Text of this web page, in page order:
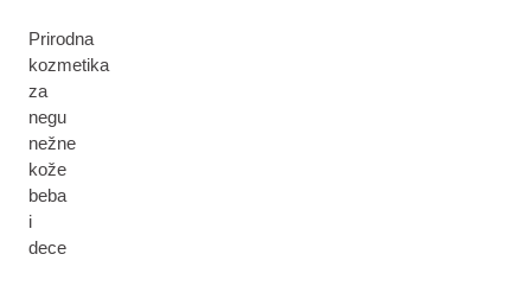
Prirodna
kozmetika
za
negu
nežne
kože
beba
i
dece